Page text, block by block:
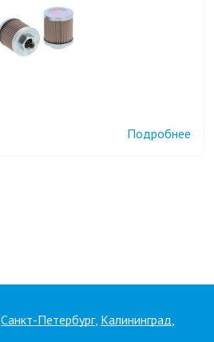
Подробнее
Санкт-Петербург, Калининград,